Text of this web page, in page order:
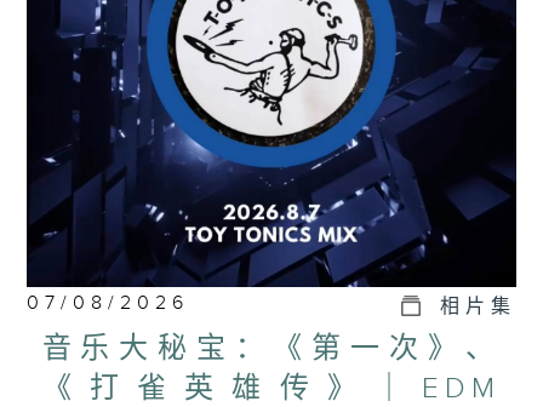
07/08/2026 相片集
音乐大秘宝：《第一次》、
《打雀英雄传》｜EDM